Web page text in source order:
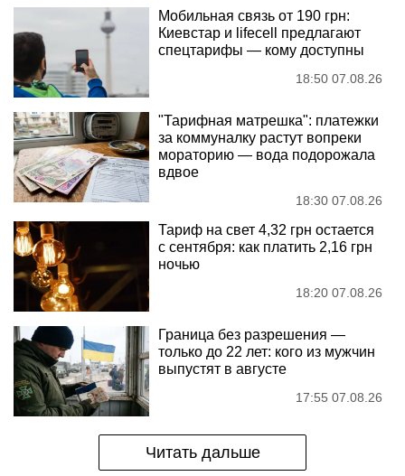
Мобильная связь от 190 грн:
Киевстар и lifecell предлагают
спецтарифы — кому доступны
18:50 07.08.26
"Тарифная матрешка": платежки
за коммуналку растут вопреки
мораторию — вода подорожала
вдвое
18:30 07.08.26
Тариф на свет 4,32 грн остается
с сентября: как платить 2,16 грн
ночью
18:20 07.08.26
Граница без разрешения —
только до 22 лет: кого из мужчин
выпустят в августе
17:55 07.08.26
Читать дальше